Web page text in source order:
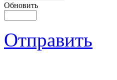
Обновить
Отправить